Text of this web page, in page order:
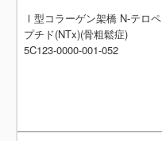
Ⅰ型コラーゲン架橋 N-テロペ
プチド(NTx)(骨粗鬆症)
5C123-0000-001-052
Ⅰ型コラーゲン架橋 N-テロペ
プチド(NTx)(骨粗鬆症)
5C123-0000-001-052